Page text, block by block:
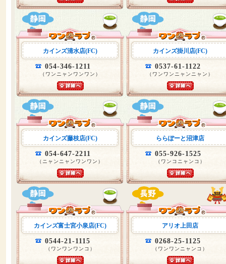
カインズ清水店(FC)
054-346-1211
（ワンニャンワンワン）
カインズ掛川店(FC)
0537-61-1122
（ワンワンニャンニャン）
カインズ藤枝店(FC)
054-647-2211
（ニャンニャンワンワン）
ららぽーと沼津店
055-926-1525
（ワンコニャンコ）
カインズ富士宮小泉店(FC)
0544-21-1115
（ワンワンワンコ）
アリオ上田店
0268-25-1125
（ワンワンニャンコ）